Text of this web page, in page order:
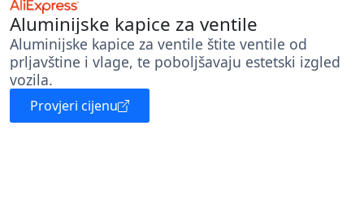
Aluminijske kapice za ventile
Aluminijske kapice za ventile štite ventile od
prljavštine i vlage, te poboljšavaju estetski izgled
vozila.
Provjeri cijenu